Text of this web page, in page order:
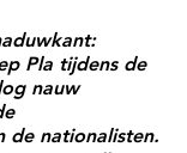
Pla tijdens de
nauw
de nationalisten.